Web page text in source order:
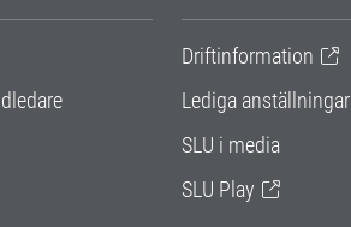
Driftinformation
Lediga anställningar
SLU i media
SLU Play